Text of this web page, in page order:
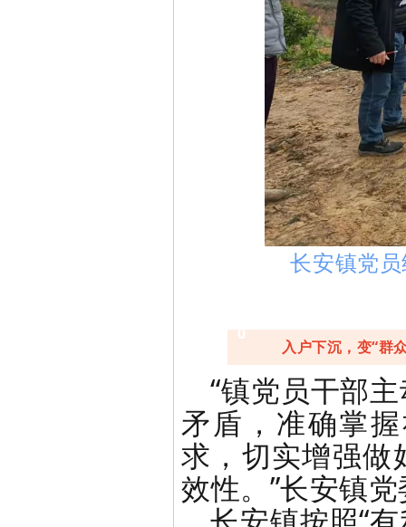
长安镇党
0
入户下沉，变“群
“镇党员干部
矛盾，准确掌
求，切实增强做
效性。”长安镇